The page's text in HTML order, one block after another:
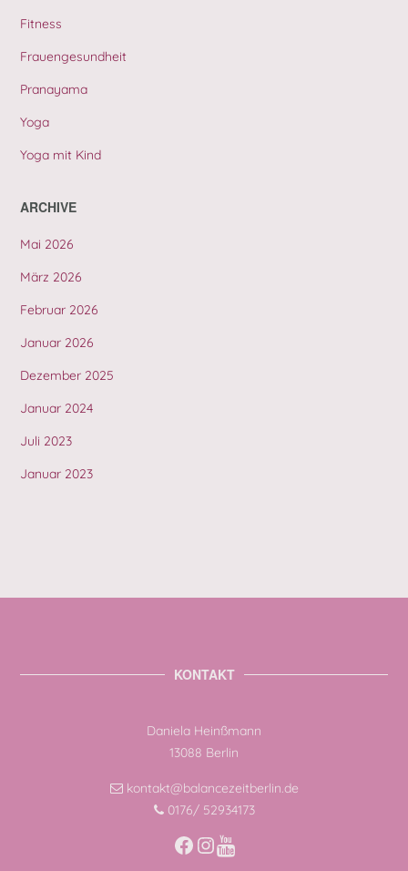
Fitness
Frauengesundheit
Pranayama
Yoga
Yoga mit Kind
ARCHIVE
Mai 2026
März 2026
Februar 2026
Januar 2026
Dezember 2025
Januar 2024
Juli 2023
Januar 2023
KONTAKT
Daniela Heinßmann
13088 Berlin
kontakt@balancezeitberlin.de
0176/ 52934173
Facebook
Instagram